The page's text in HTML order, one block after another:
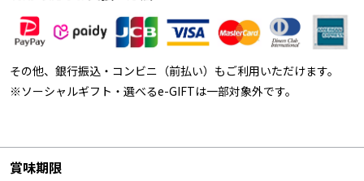
その他、銀行振込・コンビニ（前払い）もご利用いただけます。
※ソーシャルギフト・選べるe-GIFTは一部対象外です。
賞味期限